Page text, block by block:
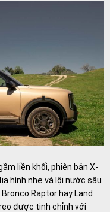
liền khối, phiên bản X-
hình nhẹ và lội nước sâu
Raptor hay Land
được tinh chỉnh với